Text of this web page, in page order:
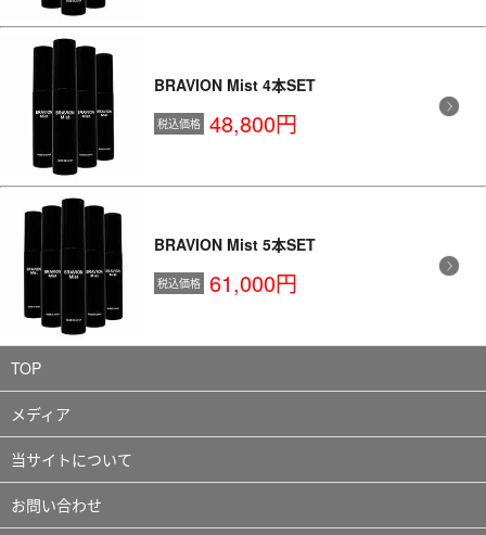
BRAVION Mist 4本SET
税込価格 48,800円
BRAVION Mist 5本SET
税込価格 61,000円
TOP
メディア
当サイトについて
お問い合わせ